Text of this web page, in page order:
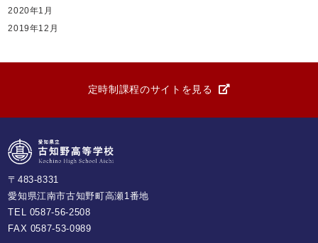
2020年1月
2019年12月
定時制課程のサイトを見る
〒483-8331
愛知県江南市古知野町高瀬1番地
TEL 0587-56-2508
FAX 0587-53-0989